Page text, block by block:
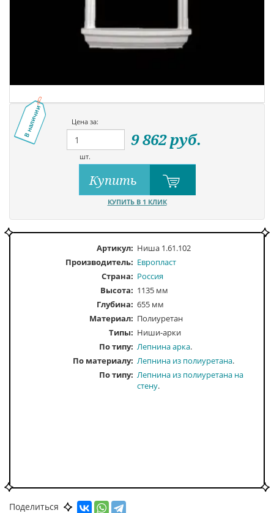
В наличии Цена за:
шт.
9 862руб.
Купить
КУПИТЬ В 1 КЛИК
Артикул: Ниша 1.61.102
Производитель: Европласт
Страна: Россия
Высота: 1135 мм
Глубина: 655 мм
Материал: Полиуретан
Типы: Ниши-арки
По типу Лепнина арка
По материалу Лепнина из полиуретана
По типу Лепнина из полиуретана на
стену
Поделиться